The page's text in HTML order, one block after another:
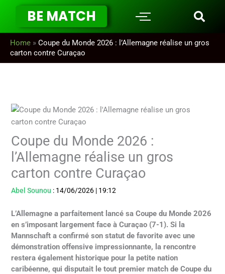
contenu
BE MATCH
Home » Coupe du Monde 2026 : l’Allemagne réalise un gros
carton contre Curaçao
Coupe du Monde 2026 :
l’Allemagne réalise un gros
carton contre Curaçao
Abel Sounou : 14/06/2026 | 19:12
L’Allemagne a parfaitement lancé sa Coupe du Monde 2026
en s’imposant largement face à Curaçao (7-1). Si la
Mannschaft a confirmé son statut de favorite avec une
démonstration offensive impressionnante, la rencontre
restera également historique pour la petite nation
caribéenne, qui disputait le tout premier match de Coupe du